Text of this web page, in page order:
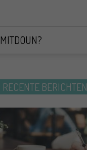
MITDOUN?
RECENTE BERICHTEN